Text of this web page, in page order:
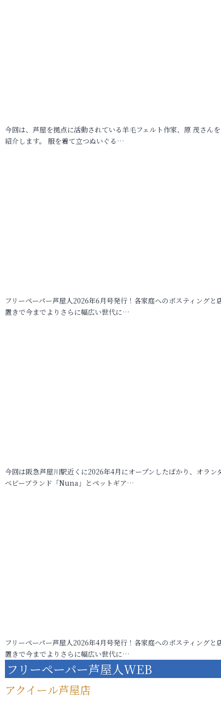
今回は、芦屋を拠点に活動されている羊毛フェルト作家、原 茂さん
紹介します。 服を着て立つぬいぐる…
フリーペーパー芦屋人2026年6月号発行！各家庭へのポスティングと
置きで今までよりさらに幅広い世代に…
今回は阪急芦屋川駅近くに2026年4月にオープンしたばかり、オラン
ベビーブランド「Nuna」とペットギア…
フリーペーパー芦屋人2026年4月号発行！各家庭へのポスティングと
置きで今までよりさらに幅広い世代に…
フリーペーパー芦屋人WEB
アクイール芦屋店